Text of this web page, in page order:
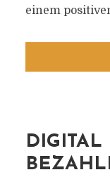
einem
DIGITAL